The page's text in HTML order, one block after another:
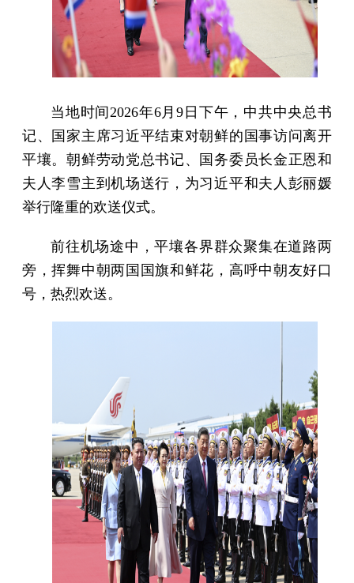
当地时间2026年6月9日下午，中共中央总书
记、国家主席习近平结束对朝鲜的国事访问离开
平壤。朝鲜劳动党总书记、国务委员长金正恩和
夫人李雪主到机场送行，为习近平和夫人彭丽媛
举行隆重的欢送仪式。
前往机场途中，平壤各界群众聚集在道路两
旁，挥舞中朝两国国旗和鲜花，高呼中朝友好口
号，热烈欢送。